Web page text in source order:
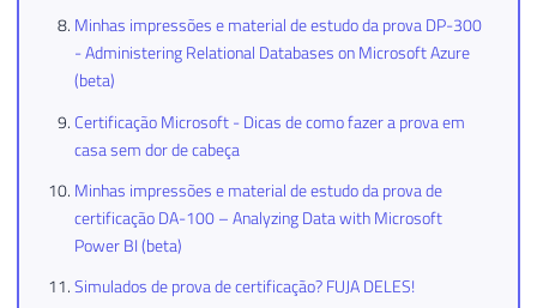
Minhas impressões e material de estudo da prova DP-300
- Administering Relational Databases on Microsoft Azure
(beta)
Certificação Microsoft - Dicas de como fazer a prova em
casa sem dor de cabeça
Minhas impressões e material de estudo da prova de
certificação DA-100 – Analyzing Data with Microsoft
Power BI (beta)
Simulados de prova de certificação? FUJA DELES!